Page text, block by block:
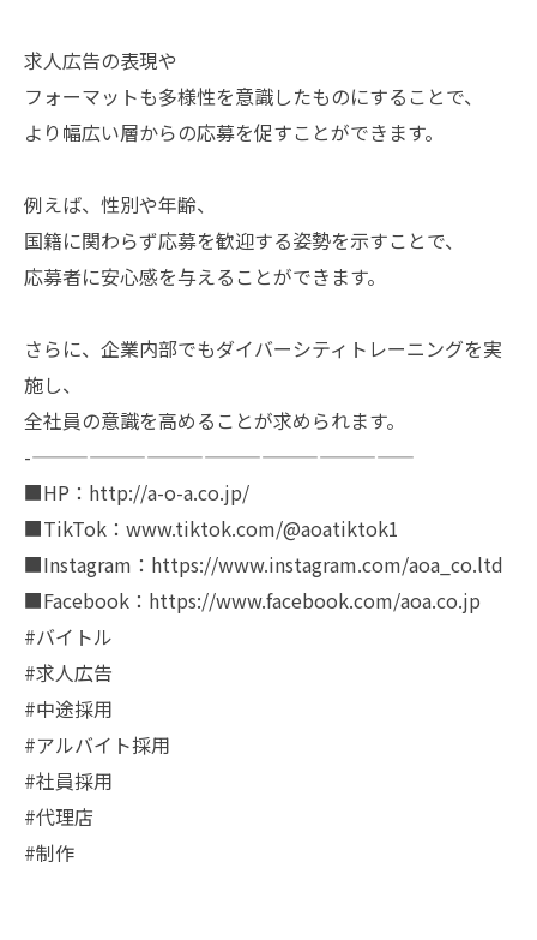
求人広告の表現や
フォーマットも多様性を意識したものにすることで、
より幅広い層からの応募を促すことができます。
例えば、性別や年齢、
国籍に関わらず応募を歓迎する姿勢を示すことで、
応募者に安心感を与えることができます。
さらに、企業内部でもダイバーシティトレーニングを実
施し、
全社員の意識を高めることが求められます。
-————————————————————
■HP：http://a-o-a.co.jp/
■TikTok：www.tiktok.com/@aoatiktok1
■Instagram：https://www.instagram.com/aoa_co.ltd
■Facebook：https://www.facebook.com/aoa.co.jp
#バイトル
#求人広告
#中途採用
#アルバイト採用
#社員採用
#代理店
#制作